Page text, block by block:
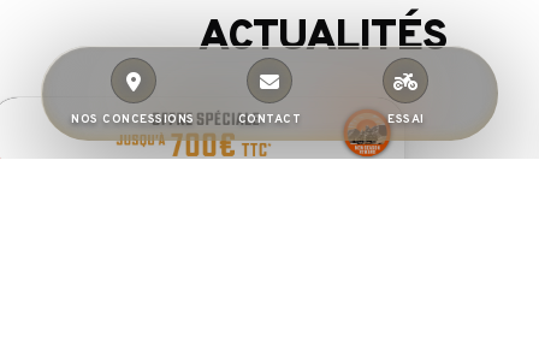
ACTUALITÉS
NOS CONCESSIONS CONTACT ESSAI